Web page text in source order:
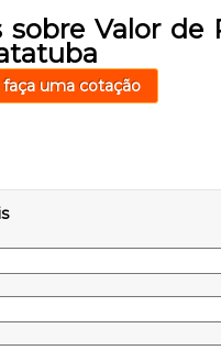
sobre Valor de
faça uma cotação